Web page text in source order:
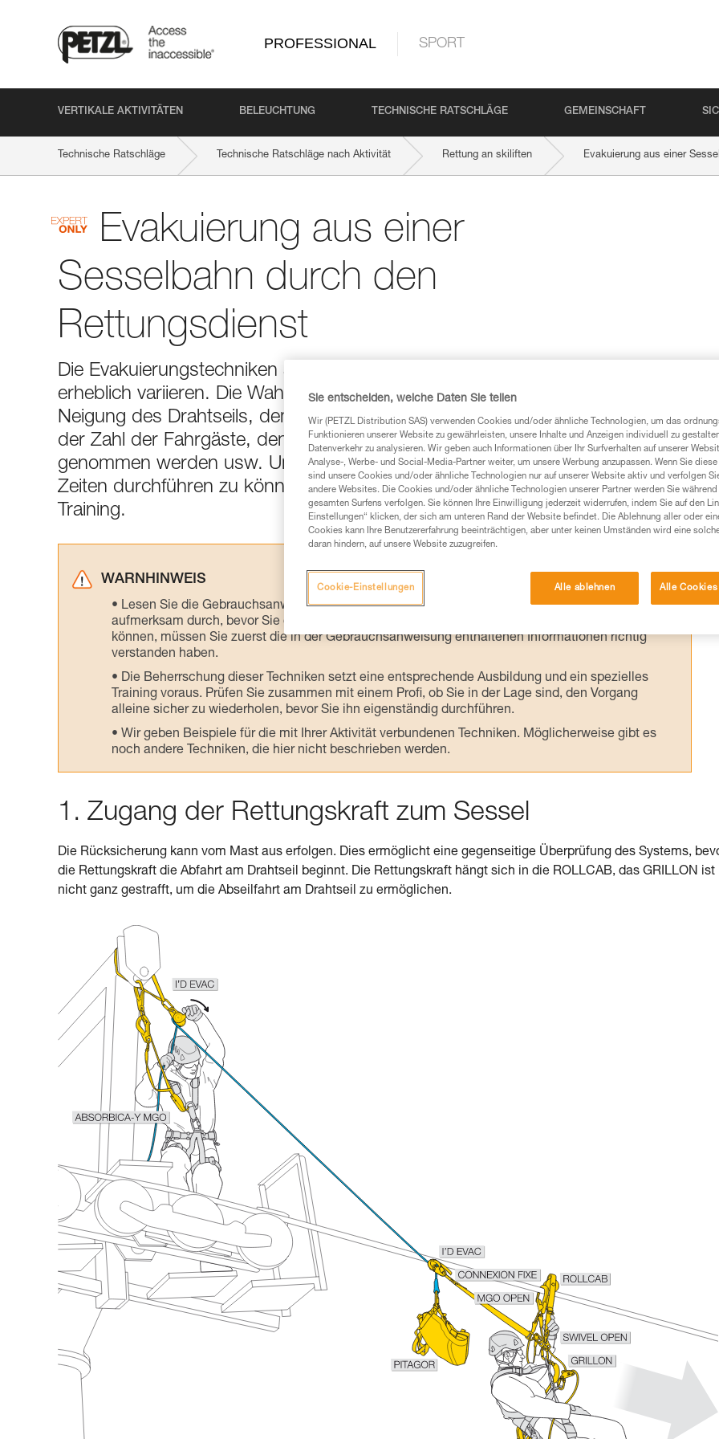
PROFESSIONAL SPORT
VERTIKALE AKTIVITÄTEN BELEUCHTUNG TECHNISCHE RATSCHLÄGE GEMEINSCHAFT
Technische Ratschläge Technische Ratschläge nach Aktivität Rettung an skiliften Evakuierung aus einer
Evakuierung aus einer
Sesselbahn durch den
Rettungsdienst
Die Evakuierungstechniken an Sesselbahnen können je nach Art der Anlage
erheblich variieren. Die Wahl der einzusetzenden Technik richtet sich nach der
Neigung des Drahtseils, dem Bodenabstand, dem Abstand zwischen den
der Zahl der Fahrgäste, dem Bereich, in dem die Fahrgäste in Empfang
genommen werden usw. Um die Evakuierung innerhalb der vorgeschriebenen
Zeiten durchführen zu können, benötigen die Rettungskräfte ein regelmäßiges
Training.
WARNHINWEIS
Lesen Sie die Gebrauchsanweisungen der Produkte, um die es in diesem Tech Tipp geht,
aufmerksam durch, bevor Sie diesen zu Rate ziehen. Um diese Zusatzinformationen verstehen zu
können, müssen Sie zuerst die in der Gebrauchsanweisung enthaltenen Informationen richtig
verstanden haben.
Die Beherrschung dieser Techniken setzt eine entsprechende Ausbildung und ein spezielles
Training voraus. Prüfen Sie zusammen mit einem Profi, ob Sie in der Lage sind, den Vorgang
alleine sicher zu wiederholen, bevor Sie ihn eigenständig durchführen.
Wir geben Beispiele für die mit Ihrer Aktivität verbundenen Techniken. Möglicherweise gibt es
noch andere Techniken, die hier nicht beschrieben werden.
1. Zugang der Rettungskraft zum Sessel
Die Rücksicherung kann vom Mast aus erfolgen. Dies ermöglicht eine gegenseitige Überprüfung des Systems,
die Rettungskraft die Abfahrt am Drahtseil beginnt. Die Rettungskraft hängt sich in die ROLLCAB, das GRILLON ist
nicht ganz gestrafft, um die Abseilfahrt am Drahtseil zu ermöglichen.
Sie entscheiden, welche Daten Sie teilen
Wir (PETZL Distribution SAS) verwenden Cookies und/oder ähnliche Technologien, um das
Funktionieren unserer Website zu gewährleisten, unsere Inhalte und Anzeigen individuell zu
Datenverkehr zu analysieren. Wir geben auch Informationen über Ihr Surfverhalten auf unserer
Analyse-, Werbe- und Social-Media-Partner weiter, um unsere Werbung anzupassen. Wenn Sie
sind unsere Cookies und/oder ähnliche Technologien nur auf unserer Website aktiv und verfolgen
andere Websites. Die Cookies und/oder ähnliche Technologien unserer Partner werden Sie während
gesamten Surfens verfolgen. Sie können Ihre Einwilligung jederzeit widerrufen, indem Sie auf den
Einstellungen“ klicken, der sich am unteren Rand der Website befindet. Die Ablehnung aller oder
Cookies kann Ihre Benutzererfahrung beeinträchtigen, aber unter keinen Umständen wird eine
daran hindern, auf unsere Website zuzugreifen.
Alle ablehnen Alle
Cookie-Einstellungen